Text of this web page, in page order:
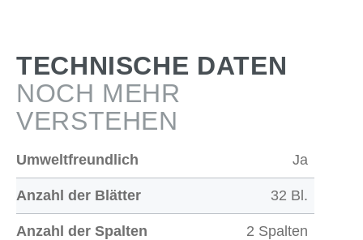
TECHNISCHE DATEN
NOCH MEHR
VERSTEHEN
Umweltfreundlich Ja
Anzahl der Blätter 32 Bl.
Anzahl der Spalten 2 Spalten